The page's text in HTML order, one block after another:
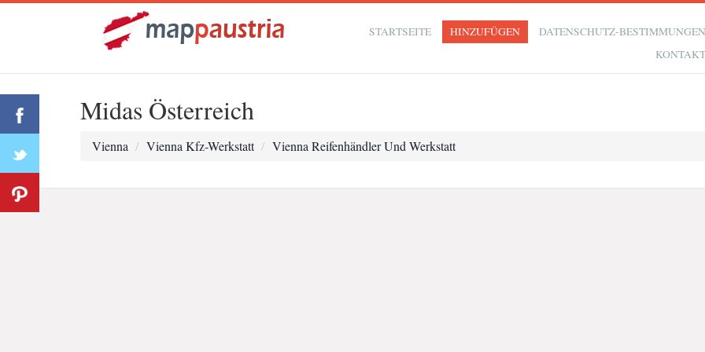
STARTSEITE HINZUFÜGEN
DATENSCHUTZ-
Midas Österreich
Vienna Vienna Kfz-Werkstatt Vienna Reifenhändler Und Werkstatt